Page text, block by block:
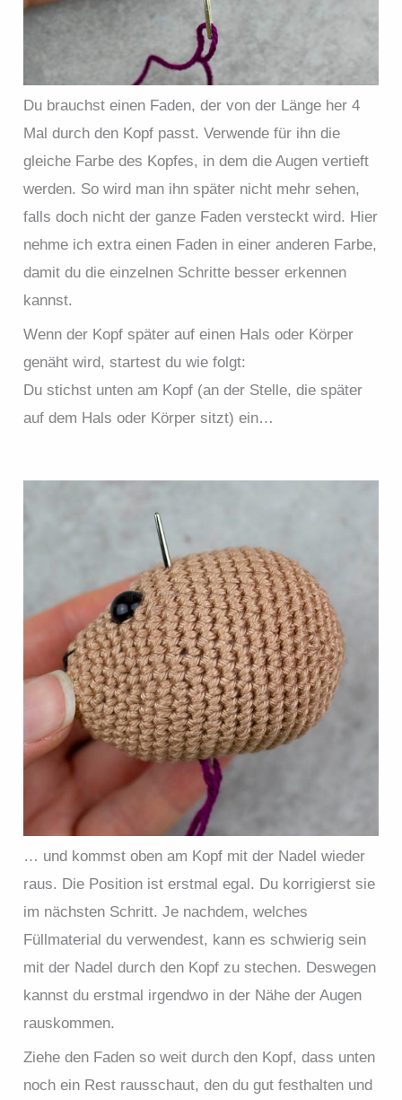
Du brauchst einen Faden, der von der Länge her 4
Mal durch den Kopf passt. Verwende für ihn die
gleiche Farbe des Kopfes, in dem die Augen vertieft
werden. So wird man ihn später nicht mehr sehen,
falls doch nicht der ganze Faden versteckt wird. Hier
nehme ich extra einen Faden in einer anderen Farbe,
damit du die einzelnen Schritte besser erkennen
kannst.
Wenn der Kopf später auf einen Hals oder Körper
genäht wird, startest du wie folgt:
Du stichst unten am Kopf (an der Stelle, die später
auf dem Hals oder Körper sitzt) ein…
… und kommst oben am Kopf mit der Nadel wieder
raus. Die Position ist erstmal egal. Du korrigierst sie
im nächsten Schritt. Je nachdem, welches
Füllmaterial du verwendest, kann es schwierig sein
mit der Nadel durch den Kopf zu stechen. Deswegen
kannst du erstmal irgendwo in der Nähe der Augen
rauskommen.
Ziehe den Faden so weit durch den Kopf, dass unten
noch ein Rest rausschaut, den du gut festhalten und